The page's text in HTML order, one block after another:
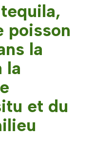
poisson
la
la
et du